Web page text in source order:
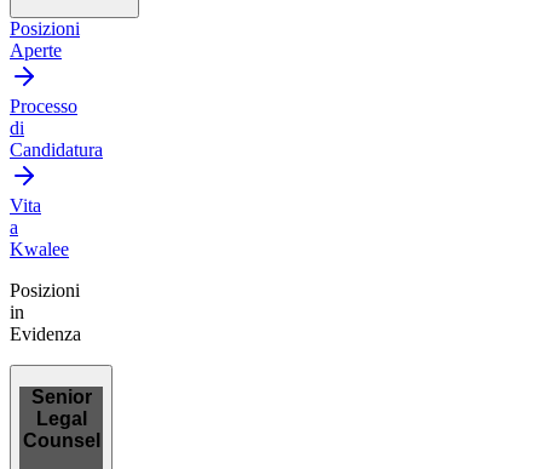
Posizioni
Aperte
Processo
di
Candidatura
Vita
a
Kwalee
Posizioni
in
Evidenza
Senior
Legal
Counsel